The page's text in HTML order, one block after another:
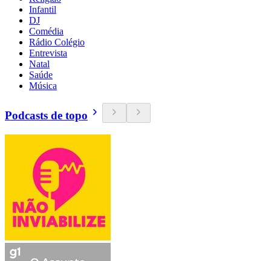
Infantil
DJ
Comédia
Rádio Colégio
Entrevista
Natal
Saúde
Música
Podcasts de topo